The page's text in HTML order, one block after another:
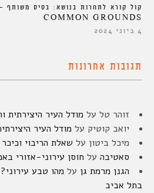
קול קורא לתחרות בנושא: בסיס
COMMON GROUNDS
4 ביוני 2024
תגובות אחרונות
זוהר טל על מודל העיר היצירתית
יואב קוטיק על מודל העיר
מיכל ביטון על שאלת הריבוי
סאטיבה על חוסן עירוני-אזורי
הגנן מרמת גן על מהו טבע
בתל אביב